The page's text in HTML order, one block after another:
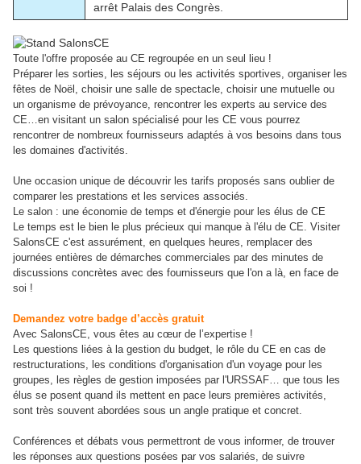
arrêt Palais des Congrès.
Toute l'offre proposée au CE regroupée en un seul lieu !
Préparer les sorties, les séjours ou les activités sportives, organiser les
fêtes de Noël, choisir une salle de spectacle, choisir une mutuelle ou
un organisme de prévoyance, rencontrer les experts au service des
CE…en visitant un salon spécialisé pour les CE vous pourrez
rencontrer de nombreux fournisseurs adaptés à vos besoins dans tous
les domaines d'activités.
Une occasion unique de découvrir les tarifs proposés sans oublier de
comparer les prestations et les services associés.
Le salon : une économie de temps et d'énergie pour les élus de CE
Le temps est le bien le plus précieux qui manque à l'élu de CE. Visiter
SalonsCE c'est assurément, en quelques heures, remplacer des
journées entières de démarches commerciales par des minutes de
discussions concrètes avec des fournisseurs que l'on a là, en face de
soi !
Demandez votre badge d’accès gratuit
Avec SalonsCE, vous êtes au cœur de l’expertise !
Les questions liées à la gestion du budget, le rôle du CE en cas de
restructurations, les conditions d'organisation d'un voyage pour les
groupes, les règles de gestion imposées par l'URSSAF… que tous les
élus se posent quand ils mettent en pace leurs premières activités,
sont très souvent abordées sous un angle pratique et concret.
Conférences et débats vous permettront de vous informer, de trouver
les réponses aux questions posées par vos salariés, de suivre